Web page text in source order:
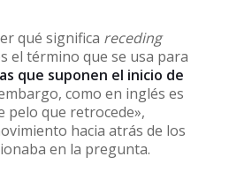
qué significa receding
el término que se usa para
que suponen el inicio de
como en inglés es
pelo que retrocede»,
hacia atrás de los
en la pregunta.